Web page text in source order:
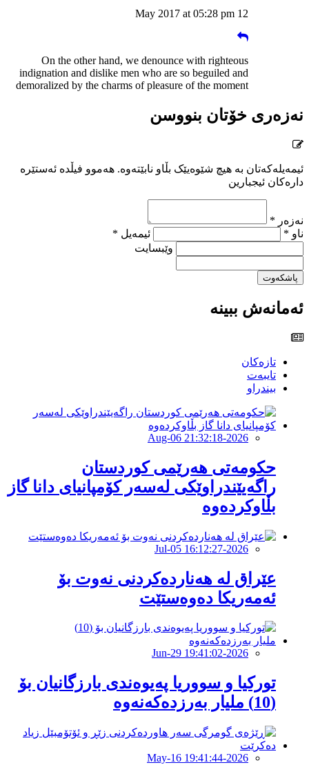
12 May 2017 at 05:28 pm
On the other hand, we denounce with righteous
indignation and dislike men who are so beguiled and
demoralized by the charms of pleasure of the moment
نەزەری خۆتان بنووسن
ئیمەیلەکەتان بە هیچ شێوەیێک بڵاو نابێتەوە. هەموو فیڵدە ئەستێرە
دارەکان ئیجبارین
نەزەر *
ناو *
ئیمەیل *
وێبسایت
پاشکەوت
ئەمانەش ببینە
تازەکان
تایبەت
بیندراو
2026-Aug-06 21:32:18
حکومەتى هەرێمى کوردستان
راگەیێندراوێکى لەسەر کۆمپانیاى دانا گاز
بڵاوکردەوە
2026-Jul-05 16:12:27
عێراق لە هەناردەكردنی نەوت بۆ
ئەمەریكا دەوەستێت
2026-Jun-29 19:41:02
تورکیا و سووریا پەیوەندی بارزگانیان بۆ
(10) ملیار بەرزدەکەنەوە
2026-May-16 19:41:44